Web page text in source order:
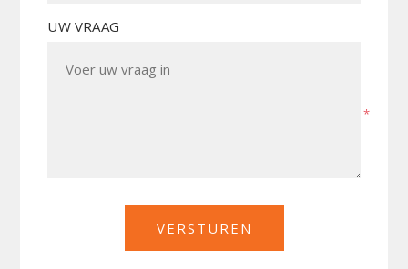
UW VRAAG
*